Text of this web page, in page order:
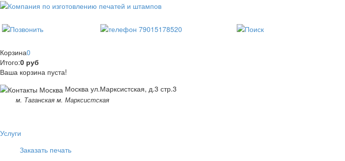
Корзина0
Итого:0 руб
Ваша корзина пуста!
Москва ул.Марксистская, д.3 стр.3
м. Таганская м. Марксистская
Услуги
Заказать печать